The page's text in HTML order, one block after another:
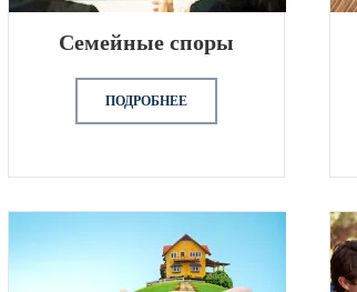
Семейные споры
ПОДРОБНЕЕ